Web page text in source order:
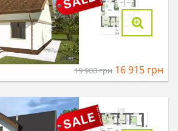
19 900грн 16 915 грн